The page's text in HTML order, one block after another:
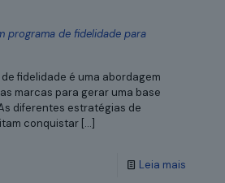
programa de fidelidade para
fidelidade é uma abordagem
marcas para gerar uma base
diferentes estratégias de
conquistar […]
Leia mais